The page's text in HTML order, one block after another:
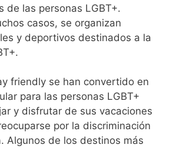
de las personas LGBT+.
casos, se organizan
y deportivos destinados a la
friendly se han convertido en
para las personas LGBT+
y disfrutar de sus vacaciones
por la discriminación
Algunos de los destinos más